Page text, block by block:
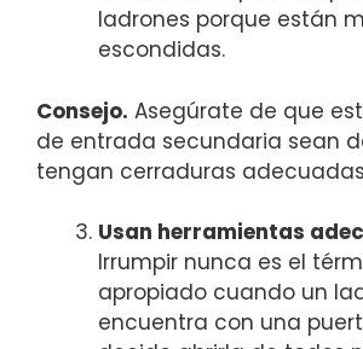
ladrones porque están
escondidas.
Consejo. Asegúrate de que
de entrada secundaria sean
tengan cerraduras
Usan herramientas
Irrumpir nunca es el
apropiado cuando un
encuentra con una